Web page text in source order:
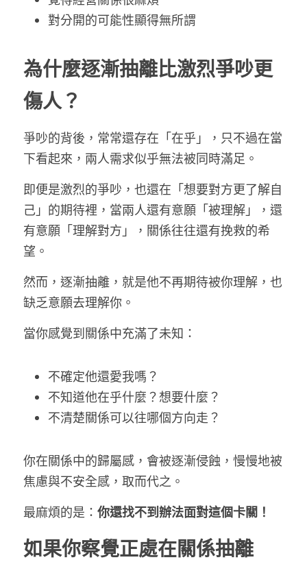
對分開的可能性顯得無所謂
為什麼逐漸抽離比激烈爭吵更
傷人？
爭吵的背後，常常還存在「在乎」，只不過在當
下看起來，兩人需求似乎無法被同時滿足。
即便是激烈的爭吵，也還在「想要對方更了解自
己」的期待裡，當兩人還有意願「被理解」，還
有意願「理解對方」，關係往往還有挽救的希
望。
然而，逐漸抽離，就是他不再期待被你理解，也
缺乏意願去理解你。
當你感覺到關係中充滿了未知：
不確定他還愛我嗎？
不知道他在乎什麼？想要什麼？
不清楚關係可以往哪個方向走？
你在關係中的歸屬感，會被逐漸侵蝕，慢慢地被
焦慮與不安全感，取而代之。
最麻煩的是： 你還找不到辦法面對這個卡關！
如果你察覺正處在關係抽離